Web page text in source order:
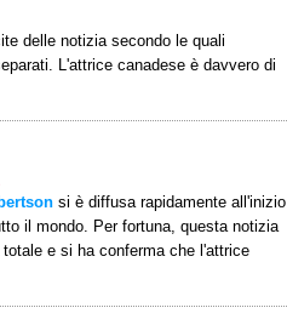
delle notizia secondo le quali
L'attrice canadese è davvero di
si è diffusa rapidamente all'inizio
il mondo. Per fortuna, questa notizia
e si ha conferma che l'attrice